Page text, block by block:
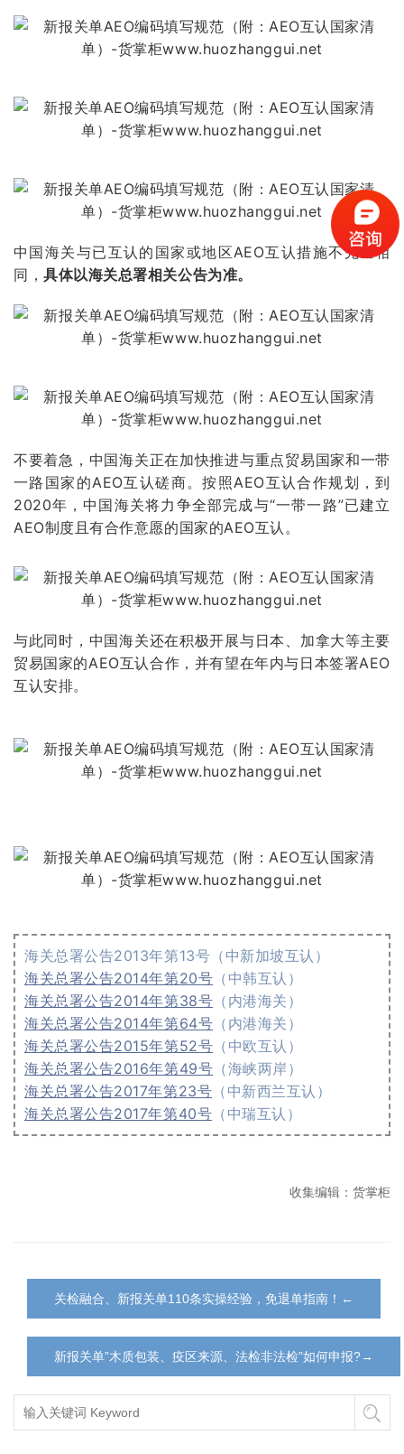
中国海关与已互认的国家或地区AEO互认措施不完全相
同，具体以海关总署相关公告为准。
不要着急，中国海关正在加快推进与重点贸易国家和一带
一路国家的AEO互认磋商。按照AEO互认合作规划，到
2020年，中国海关将力争全部完成与“一带一路”已建立
AEO制度且有合作意愿的国家的AEO互认。
与此同时，中国海关还在积极开展与日本、加拿大等主要
贸易国家的AEO互认合作，并有望在年内与日本签署AEO
互认安排。
海关总署公告2013年第13号（中新加坡互认）
海关总署公告2014年第20号 （中韩互认）
海关总署公告2014年第38号 （内港海关）
海关总署公告2014年第64号 （内港海关）
海关总署公告2015年第52号 （中欧互认）
海关总署公告2016年第49号 （海峡两岸）
海关总署公告2017年第23号 （中新西兰互认）
海关总署公告2017年第40号 （中瑞互认）
收集编辑：货掌柜
关检融合、新报关单110条实操经验，免退单指南！←
新报关单”木质包装、疫区来源、法检非法检”如何申报?→